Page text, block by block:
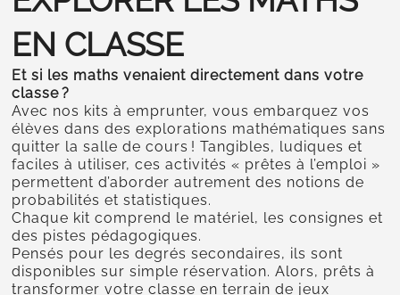
EN CLASSE
Et si les maths venaient directement dans votre
classe ?
Avec nos kits à emprunter, vous embarquez vos
élèves dans des explorations mathématiques sans
quitter la salle de cours ! Tangibles, ludiques et
faciles à utiliser, ces activités « prêtes à l’emploi »
permettent d’aborder autrement des notions de
probabilités et statistiques.
Chaque kit comprend le matériel, les consignes et
des pistes pédagogiques.
Pensés pour les degrés secondaires, ils sont
disponibles sur simple réservation. Alors, prêts à
transformer votre classe en terrain de jeux